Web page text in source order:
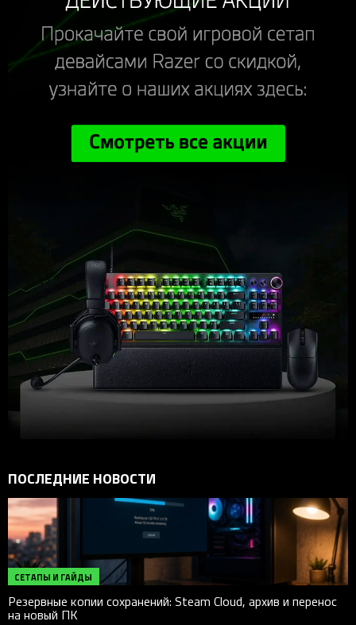
ПОСЛЕДНИЕ НОВОСТИ
СЕТАПЫ И ГАЙДЫ
Резервные копии сохранений: Steam Cloud, архив и перенос
на новый ПК